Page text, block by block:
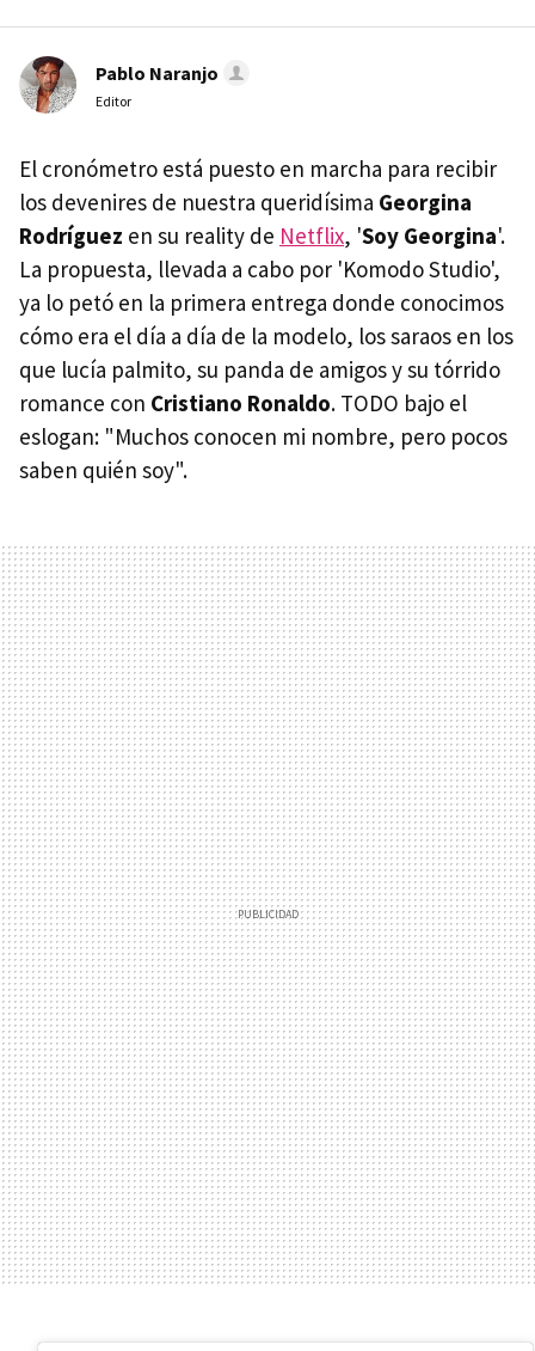
Pablo Naranjo
Editor
El cronómetro está puesto en marcha para recibir
los devenires de nuestra queridísima Georgina
Rodríguez en su reality de Netflix, 'Soy Georgina'.
La propuesta, llevada a cabo por 'Komodo Studio',
ya lo petó en la primera entrega donde conocimos
cómo era el día a día de la modelo, los saraos en los
que lucía palmito, su panda de amigos y su tórrido
romance con Cristiano Ronaldo. TODO bajo el
eslogan: "Muchos conocen mi nombre, pero pocos
saben quién soy".